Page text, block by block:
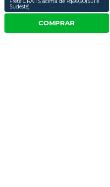
Frete GRÁTIS acima de R$99,90(Sul e
Sudeste)
COMPRAR